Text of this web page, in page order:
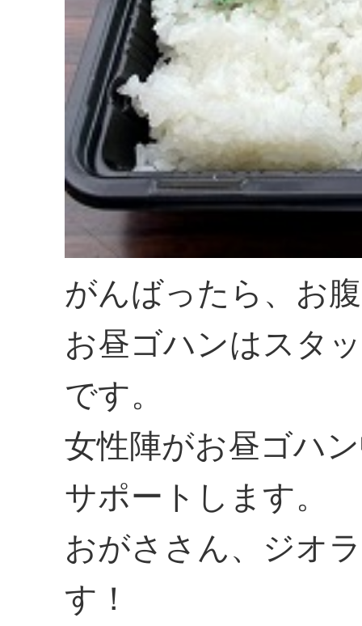
がんばったら、お
お昼ゴハンはスタ
です。
女性陣がお昼ゴハ
サポートします。
おがささん、ジオ
す！